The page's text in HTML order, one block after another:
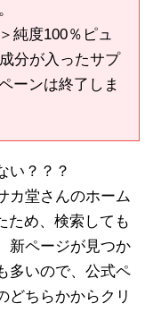
純度100％ピュ
分が入ったサプ
ーンは終了しま
い？？？
堂さんのホーム
ため、検索しても
新ページが見つか
多いので、公式ペ
どちらかからクリ